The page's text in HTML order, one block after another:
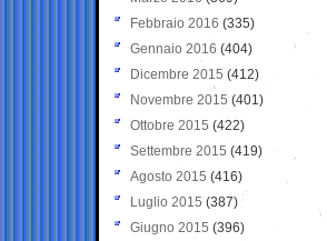
Febbraio 2016 (335)
Gennaio 2016 (404)
Dicembre 2015 (412)
Novembre 2015 (401)
Ottobre 2015 (422)
Settembre 2015 (419)
Agosto 2015 (416)
Luglio 2015 (387)
Giugno 2015 (396)